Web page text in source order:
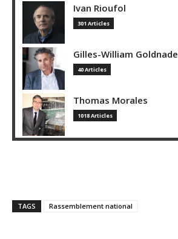
Ivan Rioufol
301 Articles
Gilles-William
40 Articles
Thomas Morales
1018 Articles
TAGS Rassemblement national